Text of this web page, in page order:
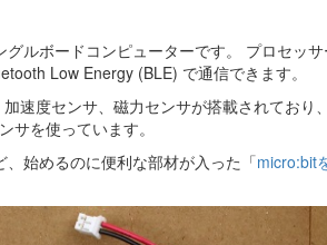
ルボードコンピューターです。 プロセッ
Low Energy (BLE) で通信できます。
速度センサ、磁力センサが搭載されており
サを使っています。
始めるのに便利な部材が入った「micro:bit